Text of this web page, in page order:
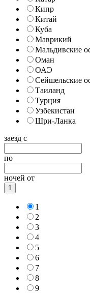
Кипр
Китай
Куба
Маврикий
Мальдивские
Оман
ОАЭ
Сейшельские
Таиланд
Турция
Узбекистан
Шри-Ланка
заезд с
по
ночей от
1
1
2
3
4
5
6
7
8
9